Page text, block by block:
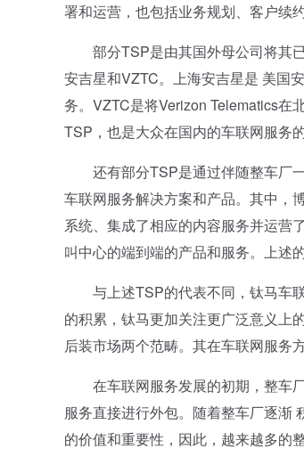
署和运营，也包括业务规划、客户续
部分TSP是由其国外母公司将其已
安吉星和VZTC。上海安吉星是 美国
务。VZTC是将Verizon Telematics在
TSP，也是大众在国内的车联网服务
还有部分TSP是通过伴随整车厂一
车联网服务解决方案和产品。其中，
系统、集成了相应的内容服务并运营
叫中心的端到端的产品和服务。上述
与上述TSP的代表不同，钛马车联
的积累，钛马更加关注更广泛意义上
后装市场两个范畴。其在车联网服务
在车联网服务发展的初期，整车厂
服务直接进行外包。随着整车厂逐渐
的价值和重要性，因此，越来越多的